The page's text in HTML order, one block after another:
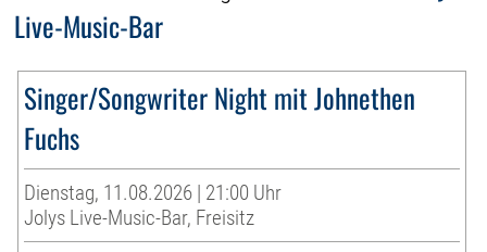
Live-Music-Bar
Singer/Songwriter Night mit Johnethen
Fuchs
Dienstag, 11.08.2026 | 21:00 Uhr
Jolys Live-Music-Bar, Freisitz